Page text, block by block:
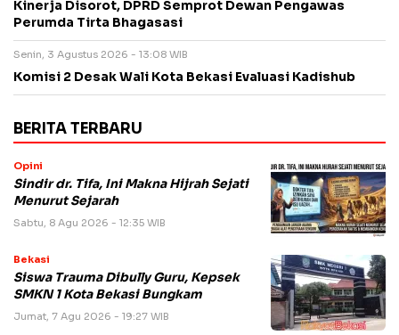
Kinerja Disorot, DPRD Semprot Dewan Pengawas
Perumda Tirta Bhagasasi
Senin, 3 Agustus 2026 - 13:08 WIB
Komisi 2 Desak Wali Kota Bekasi Evaluasi Kadishub
BERITA TERBARU
Opini
Sindir dr. Tifa, Ini Makna Hijrah Sejati
Menurut Sejarah
Sabtu, 8 Agu 2026 - 12:35 WIB
Bekasi
Siswa Trauma Dibully Guru, Kepsek
SMKN 1 Kota Bekasi Bungkam
Jumat, 7 Agu 2026 - 19:27 WIB